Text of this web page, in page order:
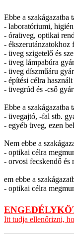
Ebbe a szakágazatba
- laboratóriumi,
- óraüveg, optikai
- ékszerutánzatokhoz
- üveg szigetelő és
- üveg lámpabúra
- üveg díszműáru
- építési célra
- üvegrúd és -cső
Ebbe a szakágazatba
- üvegajtó, -fal stb.
- egyéb üveg, ezen
Nem ebbe a
- optikai célra
- orvosi fecskendő és
em ebbe a
- optikai célra
Itt tudja ellenőrizni,